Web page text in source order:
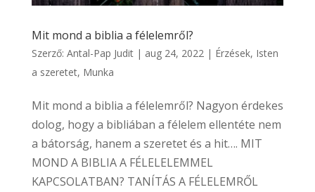
Mit mond a biblia a félelemről?
Szerző: Antal-Pap Judit| aug 24, 2022| Érzések, Isten
a szeretet, Munka
Mit mond a biblia a félelemről? Nagyon érdekes
dolog, hogy a bibliában a félelem ellentéte nem
a bátorság, hanem a szeretet és a hit…. MIT
MOND A BIBLIA A FÉLELELEMMEL
KAPCSOLATBAN? TANÍTÁS A FÉLELEMRŐL